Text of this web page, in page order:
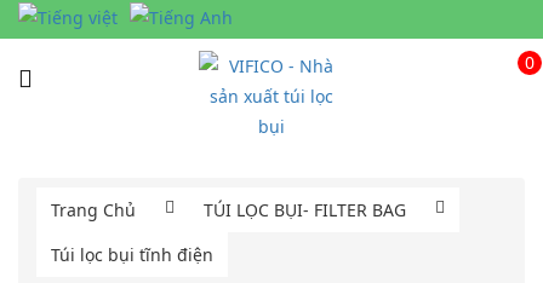
0
Trang Chủ
TÚI LỌC BỤI- FILTER BAG
Túi lọc bụi tĩnh điện